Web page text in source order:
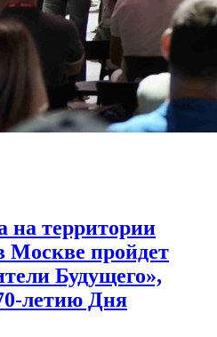
на территории
Москве пройдет
Будущего»,
летию Дня